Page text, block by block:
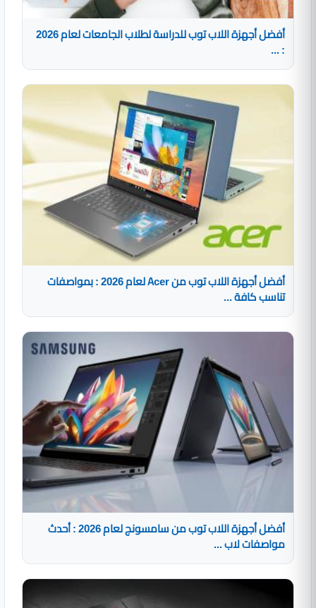
أفضل أجهزة اللاب توب للدراسة لطلاب الجامعات لعام 2026
: ...
أفضل أجهزة اللاب توب من Acer لعام 2026 : بمواصفات
تناسب كافة ...
أفضل أجهزة اللاب توب من سامسونج لعام 2026 : أحدث
مواصفات لاب ...